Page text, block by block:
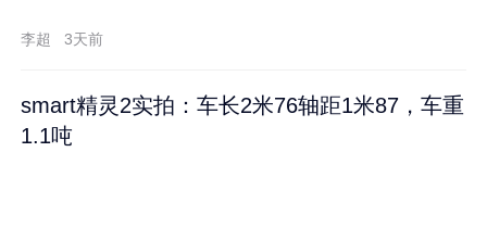
李超 3天前
smart精灵2实拍：车长2米76轴距1米87，车重
1.1吨